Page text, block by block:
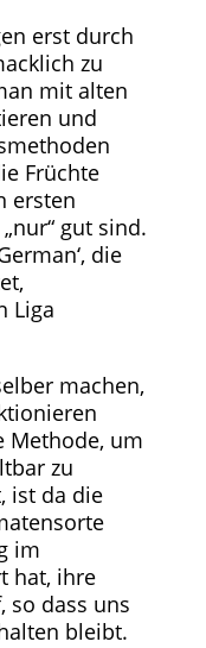
erst durch
zu
mit alten
und
Früchte
ersten
gut sind.
die
Liga
machen,
Methode, um
zu
ist da die
im
hat, ihre
so dass uns
bleibt.